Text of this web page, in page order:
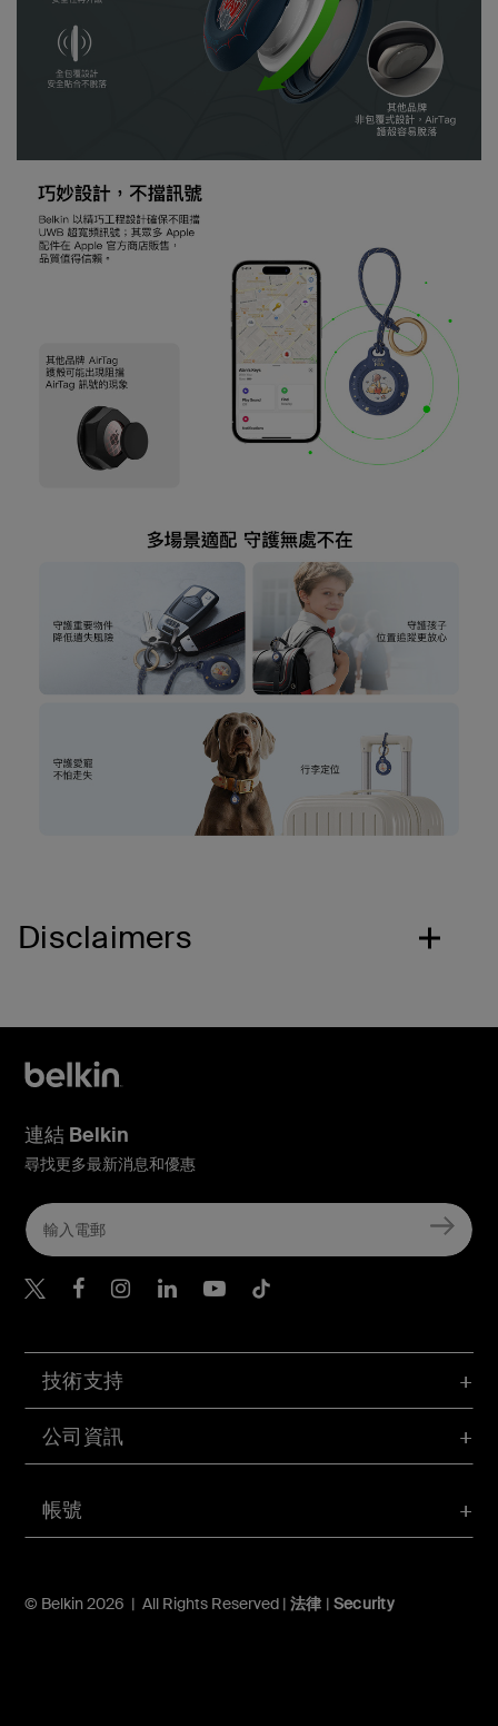
Disclaimers
帳號
技術支持
公司資訊
© Belkin 2026 | All Rights Reserved | 法律 | Security
連結 Belkin
尋找更多最新消息和優惠
Belkin Twitter
Belkin Hong Kong
Belkin Instagram
Belkin Hong Kong
Belkin Youtube
Belkin TikTok